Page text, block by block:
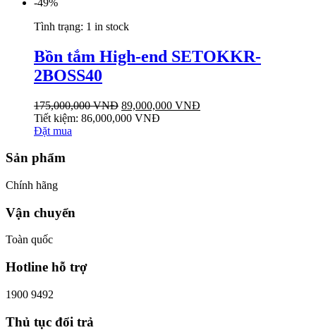
Tình trạng: 1 in stock
Bồn tắm High-end SETOKKR-
2BOSS40
175,000,000VNĐ 89,000,000 VNĐ
Tiết kiệm: 86,000,000 VNĐ
Đặt mua
Sản phẩm
Chính hãng
Vận chuyển
Toàn quốc
Hotline hỗ trợ
1900 9492
Thủ tục đổi trả